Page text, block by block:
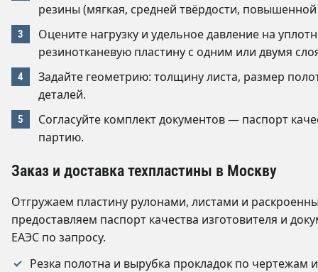
резины (мягкая, средней твёрдости, повышенной
Оцените нагрузку и удельное давление на
резинотканевую пластину с одним или двумя
Задайте геометрию: толщину листа, размер
деталей.
Согласуйте комплект документов — паспорт
партию.
Заказ и доставка техпластины в Москву
Отгружаем пластину рулонами, листами и
предоставляем паспорт качества изготовителя и
ЕАЭС по запросу.
Резка полотна и вырубка прокладок по чертежам